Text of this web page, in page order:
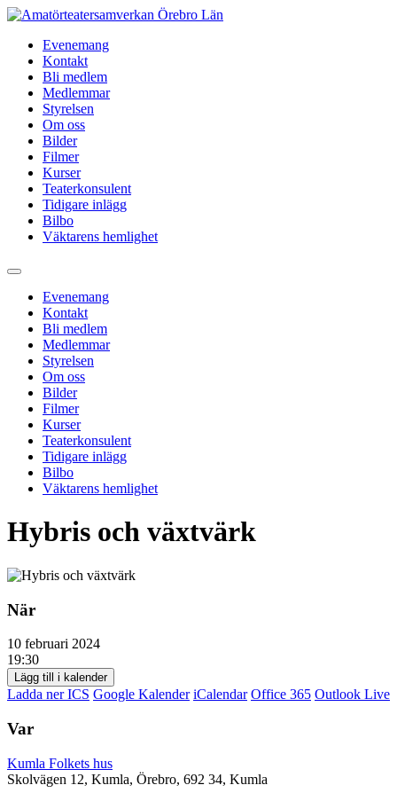
Hoppa
innehållEvenemang
Kontakt
Bli medlem
Medlemmar
Styrelsen
Om oss
Bilder
Filmer
Kurser
Teaterkonsulent
Tidigare inlägg
Bilbo
Väktarens hemlighet
Evenemang
Kontakt
Bli medlem
Medlemmar
Styrelsen
Om oss
Bilder
Filmer
Kurser
Teaterkonsulent
Tidigare inlägg
Bilbo
Väktarens hemlighet
Hybris och växtvärk
När
10 februari 2024
19:30
Lägg till i kalender
Ladda ner ICS Google Kalender iCalendar Office 365 Outlook Live
Var
Kumla Folkets hus
Skolvägen 12, Kumla, Örebro, 692 34, Kumla